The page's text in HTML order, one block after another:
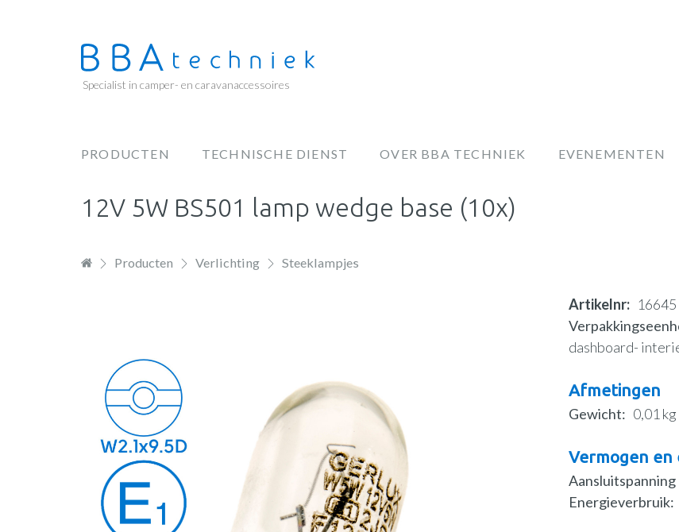
Specialist in camper- en caravanaccessoires
PRODUCTEN TECHNISCHE DIENST OVER BBA TECHNIEK EVENEMENTEN
12V 5W BS501 lamp wedge base (10x)
Producten Verlichting Steeklampjes
Artikelnr
16645
dashboard-
Afmetingen
Gewicht 0,01 kg
Vermogen en
Aansluitspanning
Energieverbruik